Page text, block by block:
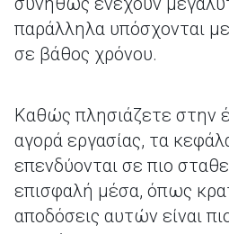
παράλληλα υπόσχονται
σε βάθος χρόνου.
Καθώς πλησιάζετε στην
αγορά εργασίας, τα
επενδύονται σε πιο
επισφαλή μέσα, όπως
αποδόσεις αυτών είναι